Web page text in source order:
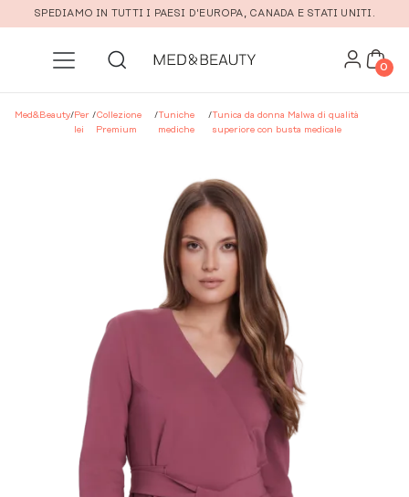
Vai al contenuto principale
SPEDIAMO IN TUTTI I PAESI D'EUROPA, CANADA E STATI UNITI.
0
Med&Beauty/Per
lei
/Collezione
Premium
/Tuniche
mediche
/Tunica da donna Malwa di qualità
superiore con busta medicale